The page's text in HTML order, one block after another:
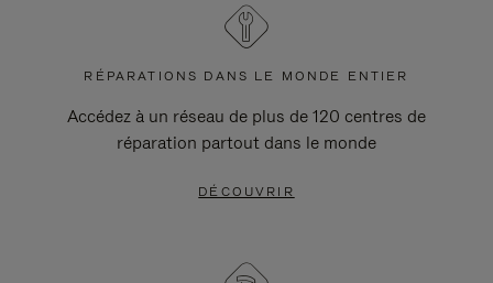
RÉPARATIONS DANS LE MONDE ENTIER
Accédez à un réseau de plus de 120 centres de
réparation partout dans le monde
DÉCOUVRIR